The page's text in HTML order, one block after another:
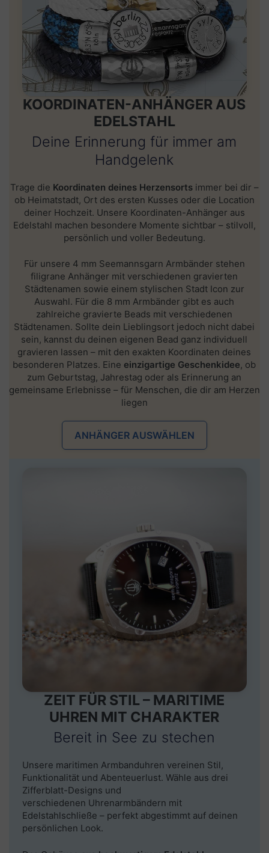
KOORDINATEN-ANHÄNGER AUS
EDELSTAHL
Deine Erinnerung für immer am
Handgelenk
Trage die Koordinaten deines Herzensortsimmer bei dir –
ob Heimatstadt, Ort des ersten Kusses oder die Location
deiner Hochzeit. Unsere Koordinaten-Anhänger aus
Edelstahl machen besondere Momente sichtbar – stilvoll,
persönlich und voller Bedeutung.
Für unsere 4 mm Seemannsgarn Armbänder stehen
filigrane Anhänger mit verschiedenen gravierten
Städtenamen sowie einem stylischen Stadt Icon zur
Auswahl. Für die 8 mm Armbänder gibt es auch
zahlreiche gravierte Beads mit verschiedenen
Städtenamen. Sollte dein Lieblingsort jedoch nicht dabei
sein, kannst du deinen eigenen Bead ganz individuell
gravieren lassen – mit den exakten Koordinaten deines
besonderen Platzes. Eine einzigartige Geschenkidee, ob
zum Geburtstag, Jahrestag oder als Erinnerung an
gemeinsame Erlebnisse – für Menschen, die dir am Herzen
liegen
ANHÄNGER AUSWÄHLEN
ZEIT FÜR STIL – MARITIME
UHREN MIT CHARAKTER
Bereit in See zu stechen
Unsere maritimen Armbanduhren vereinen Stil,
Funktionalität und Abenteuerlust. Wähle aus drei
Zifferblatt-Designs und
verschiedenen Uhrenarmbändern mit
Edelstahlschließe – perfekt abgestimmt auf deinen
persönlichen Look.